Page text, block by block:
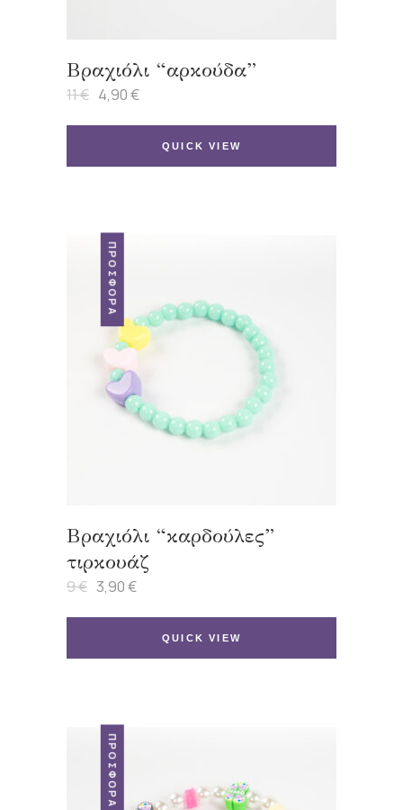
Βραχιόλι “αρκούδα”
11€ Original
was:
4,90€
Η
τιμή
QUICK VIEW
ΠΡΟΣΦΟΡΆ
Βραχιόλι “καρδούλες”
τιρκουάζ
9€ Original
was:
3,90€
Η
τιμή
QUICK VIEW
ΠΡΟΣΦΟΡΆ